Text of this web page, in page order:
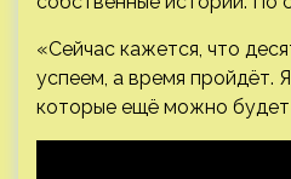
«Сейчас кажется, что
успеем, а время пройдёт.
которые ещё можно будет